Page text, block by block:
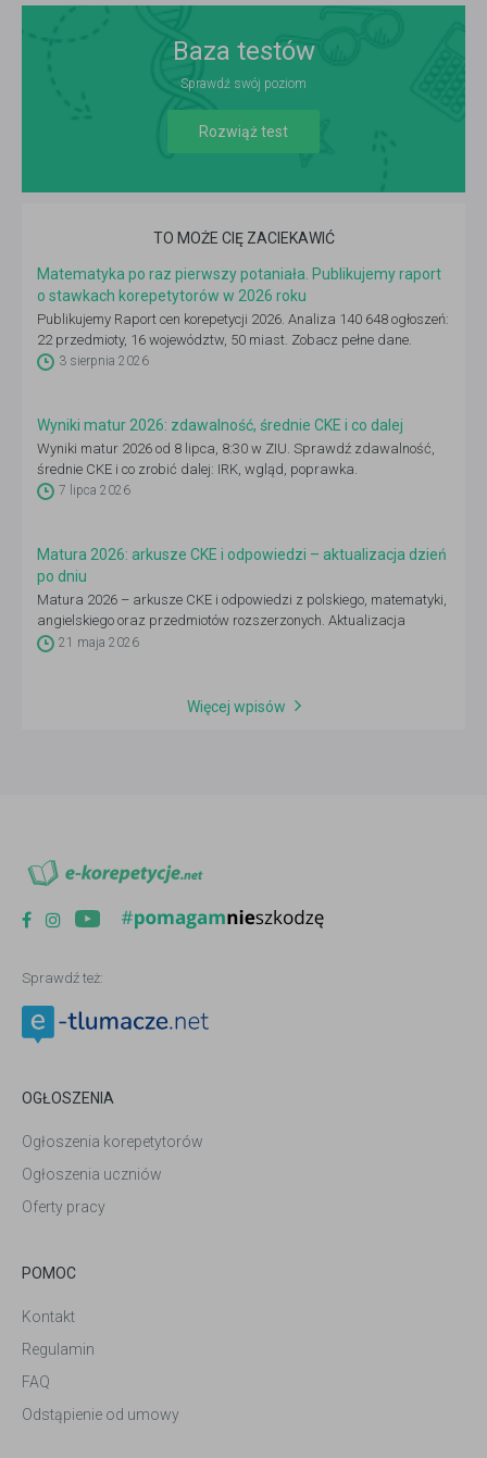
Baza testów
Sprawdź swój poziom
Rozwiąż test
TO MOŻE CIĘ ZACIEKAWIĆ
Matematyka po raz pierwszy potaniała. Publikujemy raport
o stawkach korepetytorów w 2026 roku
Publikujemy Raport cen korepetycji 2026. Analiza 140 648 ogłoszeń:
22 przedmioty, 16 województw, 50 miast. Zobacz pełne dane.
3 sierpnia 2026
Wyniki matur 2026: zdawalność, średnie CKE i co dalej
Wyniki matur 2026 od 8 lipca, 8:30 w ZIU. Sprawdź zdawalność,
średnie CKE i co zrobić dalej: IRK, wgląd, poprawka.
7 lipca 2026
Matura 2026: arkusze CKE i odpowiedzi – aktualizacja dzień
po dniu
Matura 2026 – arkusze CKE i odpowiedzi z polskiego, matematyki,
angielskiego oraz przedmiotów rozszerzonych. Aktualizacja
codziennie 4–21 maja po godz. 14:00.
21 maja 2026
Więcej wpisów
Sprawdź też:
OGŁOSZENIA
Ogłoszenia korepetytorów
Ogłoszenia uczniów
Oferty pracy
POMOC
Kontakt
Regulamin
FAQ
Odstąpienie od umowy